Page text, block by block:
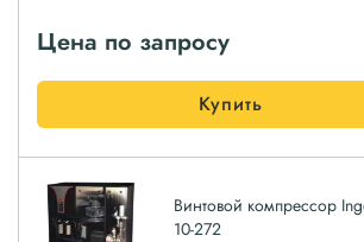
Цена по запросу
Купить
Винтовой компрессор
10-272